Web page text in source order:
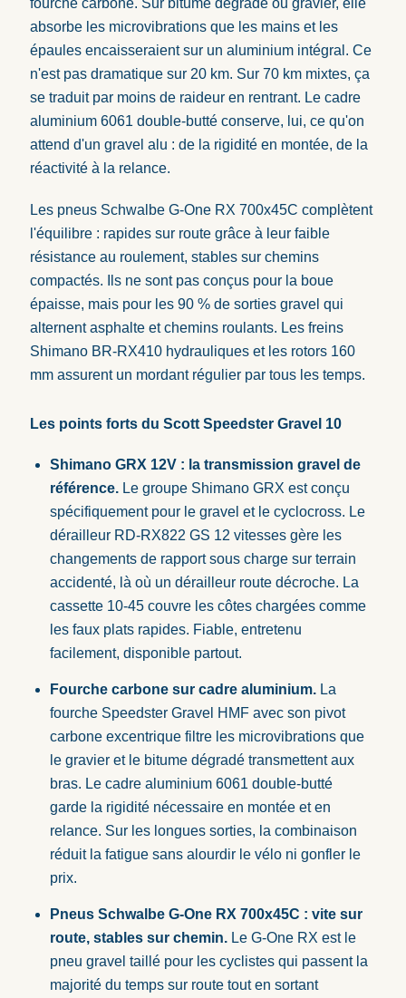
absorbe les microvibrations que les mains et les
épaules encaisseraient sur un aluminium intégral. Ce
n'est pas dramatique sur 20 km. Sur 70 km mixtes, ça
se traduit par moins de raideur en rentrant. Le cadre
aluminium 6061 double-butté conserve, lui, ce qu'on
attend d'un gravel alu : de la rigidité en montée, de la
réactivité à la relance.
Les pneus Schwalbe G-One RX 700x45C complètent
l'équilibre : rapides sur route grâce à leur faible
résistance au roulement, stables sur chemins
compactés. Ils ne sont pas conçus pour la boue
épaisse, mais pour les 90 % de sorties gravel qui
alternent asphalte et chemins roulants. Les freins
Shimano BR-RX410 hydrauliques et les rotors 160
mm assurent un mordant régulier par tous les temps.
Les points forts du Scott Speedster Gravel 10
Shimano GRX 12V : la transmission gravel de
référence. Le groupe Shimano GRX est conçu
spécifiquement pour le gravel et le cyclocross. Le
dérailleur RD-RX822 GS 12 vitesses gère les
changements de rapport sous charge sur terrain
accidenté, là où un dérailleur route décroche. La
cassette 10-45 couvre les côtes chargées comme
les faux plats rapides. Fiable, entretenu
facilement, disponible partout.
Fourche carbone sur cadre aluminium. La
fourche Speedster Gravel HMF avec son pivot
carbone excentrique filtre les microvibrations que
le gravier et le bitume dégradé transmettent aux
bras. Le cadre aluminium 6061 double-butté
garde la rigidité nécessaire en montée et en
relance. Sur les longues sorties, la combinaison
réduit la fatigue sans alourdir le vélo ni gonfler le
prix.
Pneus Schwalbe G-One RX 700x45C : vite sur
route, stables sur chemin. Le G-One RX est le
pneu gravel taillé pour les cyclistes qui passent la
majorité du temps sur route tout en sortant